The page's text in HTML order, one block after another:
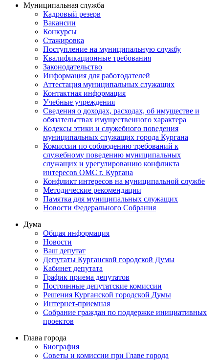
Муниципальная служба
Кадровый резерв
Вакансии
Конкурсы
Стажировка
Поступление на муниципальную службу
Квалификационные требования
Законодательство
Информация для работодателей
Аттестация муниципальных служащих
Контактная информация
Учебные учреждения
Сведения о доходах, расходах, об имуществе и
обязательствах имущественного характера
Кодексы этики и служебного поведения
муниципальных служащих города Кургана
Комиссии по соблюдению требований к
служебному поведению муниципальных
служащих и урегулированию конфликта
интересов ОМС г. Кургана
Конфликт интересов на муниципальной службе
Методические рекомендации
Памятка для муниципальных служащих
Новости Федерального Cобрания
Дума
Общая информация
Новости
Ваш депутат
Депутаты Курганской городской Думы
Кабинет депутата
График приема депутатов
Постоянные депутатские комиссии
Решения Курганской городской Думы
Интернет-приемная
Собрание граждан по поддержке инициативных
проектов
Глава города
Биография
Советы и комиссии при Главе города